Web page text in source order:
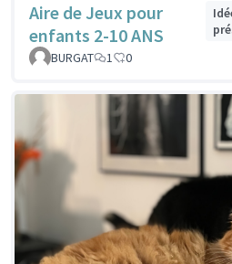
Aire de Jeux pour
enfants 2-10 ANS
BURGAT
1 0